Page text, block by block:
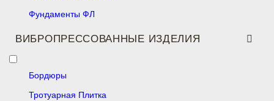
Фундаменты ФЛ
ВИБРОПРЕССОВАННЫЕ ИЗДЕЛИЯ
Бордюры
Тротуарная Плитка